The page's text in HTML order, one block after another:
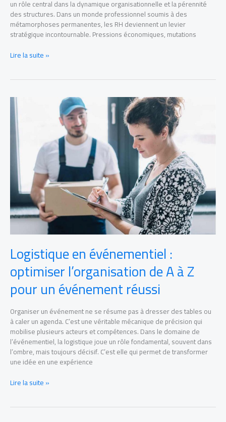
un rôle central dans la dynamique organisationnelle et la pérennité
des structures. Dans un monde professionnel soumis à des
métamorphoses permanentes, les RH deviennent un levier
stratégique incontournable. Pressions économiques, mutations
Lire la suite »
Logistique en événementiel :
optimiser l’organisation de A à Z
pour un événement réussi
Organiser un événement ne se résume pas à dresser des tables ou
à caler un agenda. C’est une véritable mécanique de précision qui
mobilise plusieurs acteurs et compétences. Dans le domaine de
l’événementiel, la logistique joue un rôle fondamental, souvent dans
l’ombre, mais toujours décisif. C’est elle qui permet de transformer
une idée en une expérience
Logistique
en
événementiel
optimiser
l’organisation
de
pour
un
événement
réussi
Lire la suite »